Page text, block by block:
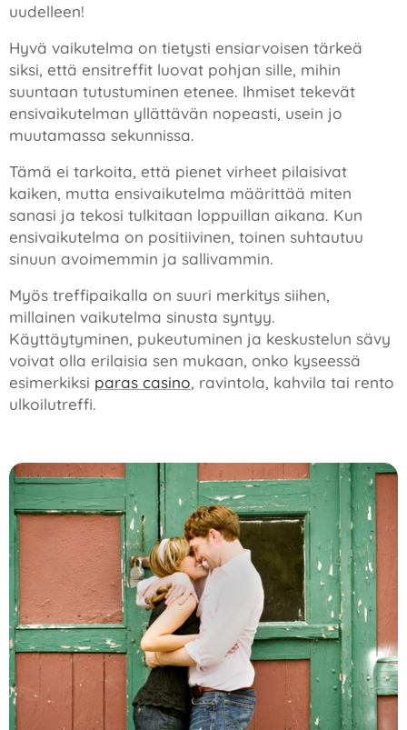
uudelleen!
Hyvä vaikutelma on tietysti ensiarvoisen tärkeä
siksi, että ensitreffit luovat pohjan sille, mihin
suuntaan tutustuminen etenee. Ihmiset tekevät
ensivaikutelman yllättävän nopeasti, usein jo
muutamassa sekunnissa.
Tämä ei tarkoita, että pienet virheet pilaisivat
kaiken, mutta ensivaikutelma määrittää miten
sanasi ja tekosi tulkitaan loppuillan aikana. Kun
ensivaikutelma on positiivinen, toinen suhtautuu
sinuun avoimemmin ja sallivammin.
Myös treffipaikalla on suuri merkitys siihen,
millainen vaikutelma sinusta syntyy.
Käyttäytyminen, pukeutuminen ja keskustelun sävy
voivat olla erilaisia sen mukaan, onko kyseessä
esimerkiksi paras casino, ravintola, kahvila tai rento
ulkoilutreffi.